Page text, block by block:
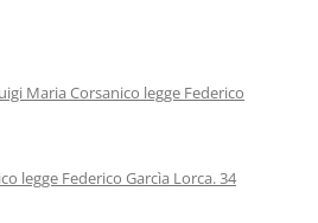
Maria Corsanico legge Federico
legge Federico Garcìa Lorca. 34